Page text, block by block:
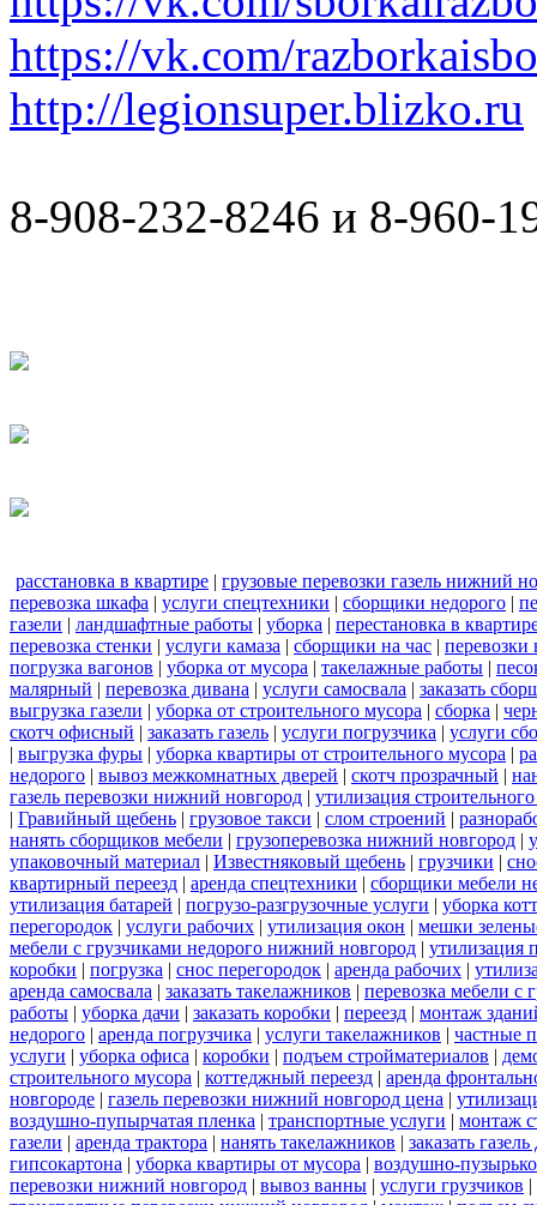
https://vk.com/
http://legionsuper.blizko.ru
8-908-232-8246 и 8-960-
расстановка в квартире | грузовые перевозки газель нижний
перевозка шкафа | услуги спецтехники | сборщики недорого |
газели | ландшафтные работы | уборка | перестановка в
перевозка стенки | услуги камаза | сборщики на час | перевозки
погрузка вагонов | уборка от мусора | такелажные работы |
малярный | перевозка дивана | услуги самосвала | заказать
выгрузка газели | уборка от строительного мусора | сборка |
скотч офисный | заказать газель | услуги погрузчика | услуги
| выгрузка фуры | уборка квартиры от строительного мусора |
недорого | вывоз межкомнатных дверей | скотч прозрачный |
газель перевозки нижний новгород | утилизация
| Гравийный щебень | грузовое такси | слом строений |
нанять сборщиков мебели | грузоперевозка нижний новгород |
упаковочный материал | Известняковый щебень | грузчики |
квартирный переезд | аренда спецтехники | сборщики мебели
утилизация батарей | погрузо-разгрузочные услуги | уборка
перегородок | услуги рабочих | утилизация окон | мешки
мебели с грузчиками недорого нижний новгород | утилизация
коробки | погрузка | снос перегородок | аренда рабочих |
аренда самосвала | заказать такелажников | перевозка мебели с
работы | уборка дачи | заказать коробки | переезд | монтаж
недорого | аренда погрузчика | услуги такелажников | частные
услуги | уборка офиса | коробки | подъем стройматериалов |
строительного мусора | коттеджный переезд | аренда
новгороде | газель перевозки нижний новгород цена |
воздушно-пупырчатая пленка | транспортные услуги | монтаж
газели | аренда трактора | нанять такелажников | заказать
гипсокартона | уборка квартиры от мусора | воздушно-
перевозки нижний новгород | вывоз ванны | услуги грузчиков |